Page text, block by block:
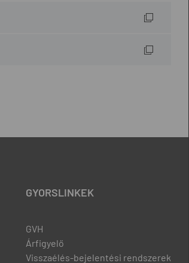
GYORSLINKEK
GVH
Árfigyelő
Visszaélés-bejelentési rendszerek